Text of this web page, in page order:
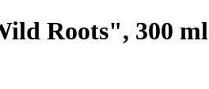
Roots", 300 ml